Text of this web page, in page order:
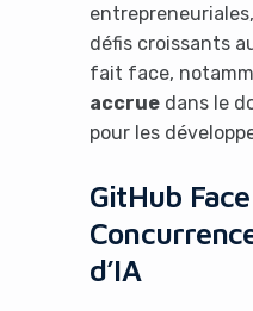
défis croissants
fait face,
accruedans le
pour les
GitHub
d’IA